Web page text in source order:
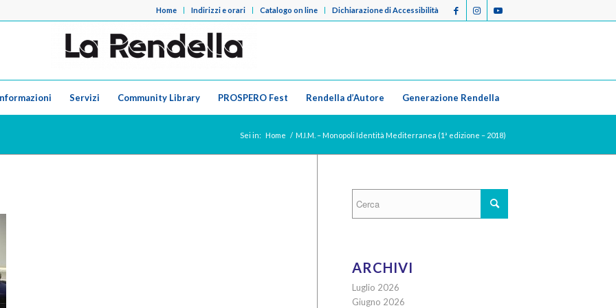
Home Indirizzi e orari Catalogo on line Dichiarazione di Accessibilità
Servizi Community Library PROSPERO Fest Rendella d’Autore Generazione Rendella
Sei in: Home / M.I.M. – Monopoli Identità Mediterranea (1ª edizione – 2018)
ARCHIVI
Luglio 2026
Giugno 2026